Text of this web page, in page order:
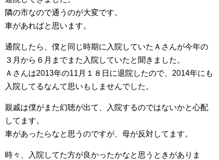
隣の市なので通うのが大変です。
車があればと思います。
通院したら、僕と同じ時期に入院していたＡさんが今年の
３月から６月までまた入院していたと聞きました。
Ａさんは2013年の11月１８日に退院したので、2014年にも
入院してるなんて思いもしませんでした。
親戚は僕がまた幻聴が出て、入院するのではないかと心配
してます。
車があったらなと思うのですが、母が反対してます。
時々、入院してた方が良かったかなと思うときがありま